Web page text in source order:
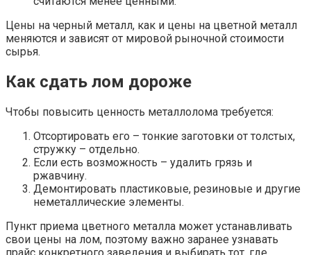
Цены на черный металл, как и цены на цветной металл
меняются и зависят от мировой рыночной стоимости
сырья.
Как сдать лом дороже
Чтобы повысить ценность металлолома требуется:
Отсортировать его – тонкие заготовки от толстых,
стружку – отдельно.
Если есть возможность – удалить грязь и
ржавчину.
Демонтировать пластиковые, резиновые и другие
неметаллические элементы.
Пункт приема цветного металла может устанавливать
свои цены на лом, поэтому важно заранее узнавать